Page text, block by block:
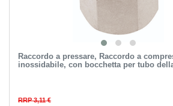
Raccordo a pressare, Raccordo a
inossidabile, con bocchetta per tubo
RRP 3,11 €